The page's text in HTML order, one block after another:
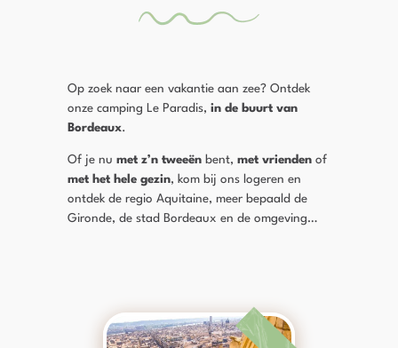
Op zoek naar een vakantie aan zee? Ontdek
onze camping Le Paradis, in de buurt van
Bordeaux.
Of je nu met z’n tweeënbent, met vriendenof
met het hele gezin, kom bij ons logeren en
ontdek de regio Aquitaine, meer bepaald de
Gironde, de stad Bordeaux en de omgeving…